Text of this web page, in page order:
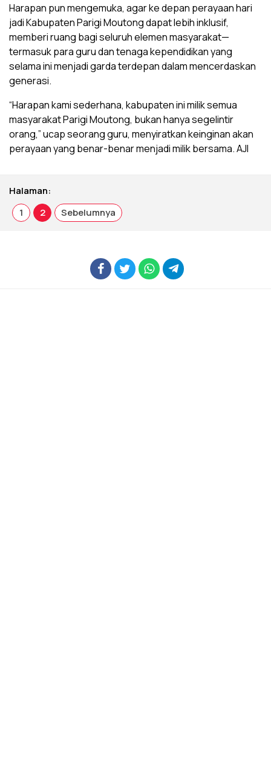
Harapan pun mengemuka, agar ke depan perayaan hari
jadi Kabupaten Parigi Moutong dapat lebih inklusif,
memberi ruang bagi seluruh elemen masyarakat—
termasuk para guru dan tenaga kependidikan yang
selama ini menjadi garda terdepan dalam mencerdaskan
generasi.
“Harapan kami sederhana, kabupaten ini milik semua
masyarakat Parigi Moutong, bukan hanya segelintir
orang,” ucap seorang guru, menyiratkan keinginan akan
perayaan yang benar-benar menjadi milik bersama. AJI
Halaman:
1
2 Sebelumnya